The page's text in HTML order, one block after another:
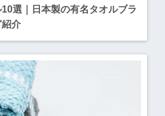
選｜日本製の有名タオルブラ
紹介